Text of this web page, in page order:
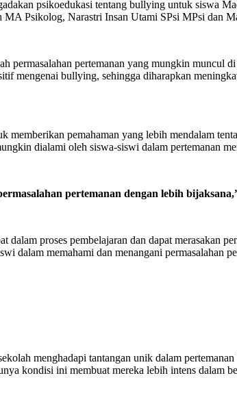
psikoedukasi tentang bullying untuk siswa
Psikolog, Narastri Insan Utami SPsi MPsi dan
pertemanan yang mungkin muncul
mengenai bullying, sehingga diharapkan
memberikan pemahaman yang lebih mendalam
dialami oleh siswa-siswi dalam pertemanan
pertemanan dengan lebih bijaksana,
proses pembelajaran dan dapat merasakan
dalam memahami dan menangani permasalahan
menghadapi tantangan unik dalam
kondisi ini membuat mereka lebih intens dalam